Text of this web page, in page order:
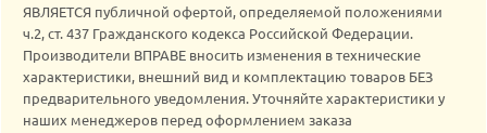
ЯВЛЯЕТСЯ публичной офертой, определяемой положениями
ч.2, ст. 437 Гражданского кодекса Российской Федерации.
Производители ВПРАВЕ вносить изменения в технические
характеристики, внешний вид и комплектацию товаров БЕЗ
предварительного уведомления. Уточняйте характеристики у
наших менеджеров перед оформлением заказа